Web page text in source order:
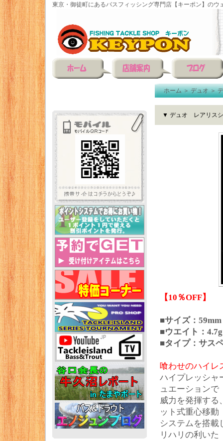
東京・御徒町にあるバスフィッシング専門店【キーポン】のウ
ホーム＞デュオ＞
▼ デュオ レアリスシ
【10％OFF】
■サイズ：59mm
■ウエイト：4.7g
■タイプ：サス
喰わせのハイレ
ハイプレッシャ
ュエーションで
威力を発揮する
ット式重心移動
システムを搭載
リハリの利いた